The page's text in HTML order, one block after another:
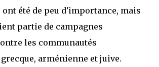
été de peu d'importance, mais
partie de campagnes
les communautés
arménienne et juive.